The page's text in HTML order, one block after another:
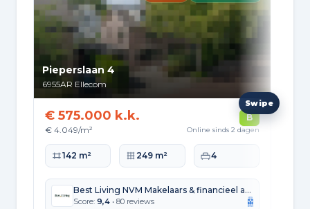
Pieperslaan 4
6955AR Ellecom
€ 575.000 k.k.
€ 4.049/m²
B
Online sinds 2 dagen
Woonoppervlakte
142 m² Perceeloppervlakte
249 m² Slaapkamers
4
Best Living NVM Makelaars & financieel adviseurs
Score: 9,4 • 80 reviews